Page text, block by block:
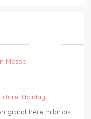
Holiday
grand frère milanais